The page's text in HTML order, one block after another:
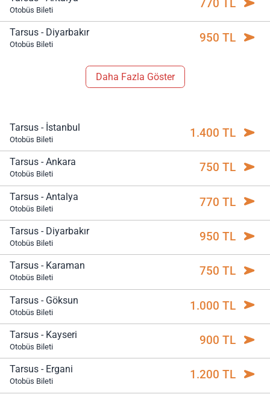
Otobüs Bileti 770 TL
Tarsus - Diyarbakır
Otobüs Bileti 950 TL
Daha Fazla Göster
Tarsus - İstanbul
Otobüs Bileti 1.400 TL
Tarsus - Ankara
Otobüs Bileti 750 TL
Tarsus - Antalya
Otobüs Bileti 770 TL
Tarsus - Diyarbakır
Otobüs Bileti 950 TL
Tarsus - Karaman
Otobüs Bileti 750 TL
Tarsus - Göksun
Otobüs Bileti 1.000 TL
Tarsus - Kayseri
Otobüs Bileti 900 TL
Tarsus - Ergani
Otobüs Bileti 1.200 TL